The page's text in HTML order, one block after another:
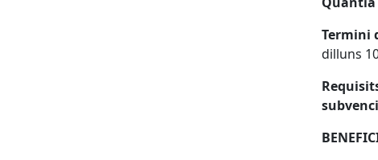
Termini
dilluns